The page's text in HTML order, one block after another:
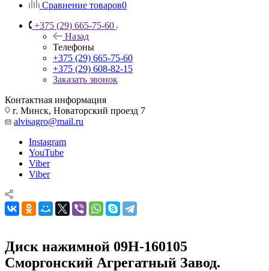
Сравнение товаров0
+375 (29) 665-75-60
Назад
Телефоны
+375 (29) 665-75-60
+375 (29) 608-82-15
Заказать звонок
Контактная информация
г. Минск, Новаторский проезд 7
alvisagro@mail.ru
Instagram
YouTube
Viber
Viber
Диск нажимной 09Н-160105
Сморгонский Агрегатный Завод.